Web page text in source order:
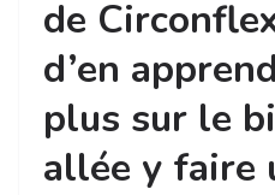
de
d’en
plus sur le
allée y faire